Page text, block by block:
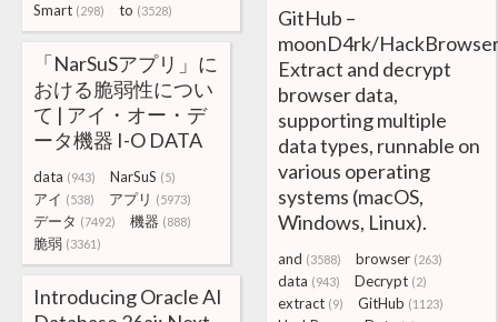
Smart (298) to (3528)
GitHub –
moonD4rk/
Extract and decrypt
browser data,
supporting multiple
data types, runnable on
various operating
systems (macOS,
Windows, Linux).
and (3588) browser (263)
data (943) Decrypt (2)
extract (9) GitHub (1123)
「NarSuSアプリ」に
おける脆弱性につい
て | アイ・オー・デ
ータ機器 I-O DATA
data (943) NarSuS (5)
アイ (538) アプリ (5973)
データ (7492) 機器 (888)
脆弱 (3361)
Introducing Oracle AI